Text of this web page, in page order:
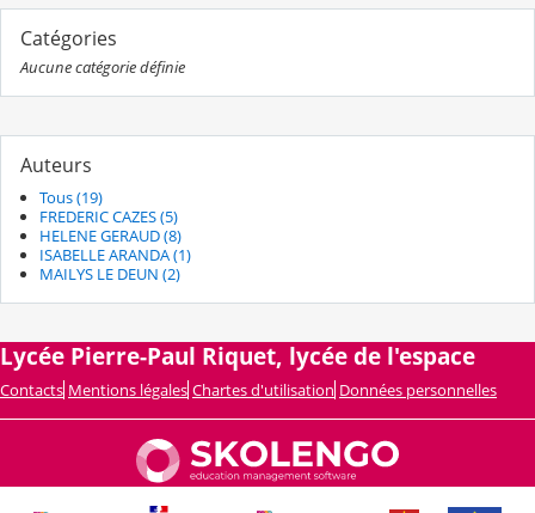
Catégories
Aucune catégorie définie
Auteurs
Tous (19)
FREDERIC CAZES (5)
HELENE GERAUD (8)
ISABELLE ARANDA (1)
MAILYS LE DEUN (2)
Lycée Pierre-Paul Riquet, lycée de l'espace
Contacts Mentions légales Chartes d'utilisation Données personnelles